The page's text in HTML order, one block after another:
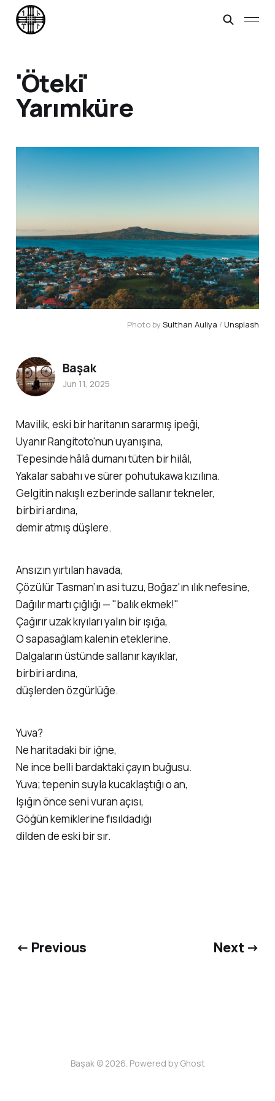
'Öteki'
Yarımküre
Photo by Sulthan Auliya / Unsplash
Mavilik, eski bir haritanın sararmış ipeği,
Uyanır Rangitoto'nun uyanışına,
Tepesinde hâlâ dumanı tüten bir hilâl,
Yakalar sabahı ve sürer pohutukawa kızılına.
Gelgitin nakışlı ezberinde sallanır tekneler,
birbiri ardına,
demir atmış düşlere.
Ansızın yırtılan havada,
Çözülür Tasman’ın asi tuzu, Boğaz'ın ılık nefesine,
Dağılır martı çığlığı —"balık ekmek!"
Çağırır uzak kıyıları yalın bir ışığa,
O sapasağlam kalenin eteklerine.
Dalgaların üstünde sallanır kayıklar,
birbiri ardına,
düşlerden özgürlüğe.
Yuva?
Ne haritadaki bir iğne,
Ne ince belli bardaktaki çayın buğusu.
Yuva; tepenin suyla kucaklaştığı o an,
Işığın önce seni vuran açısı,
Göğün kemiklerine fısıldadığı
dilden de eski bir sır.
Başak
Jun 11, 2025
← Previous Next →
Başak © 2026. Powered byGhost